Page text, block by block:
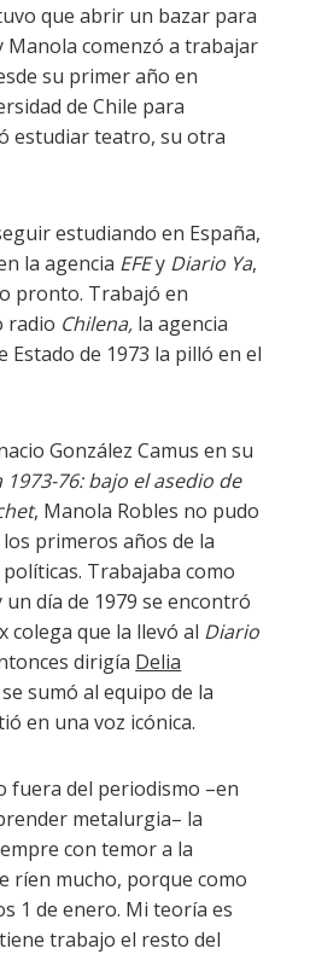
que abrir un bazar para
Manola comenzó a trabajar
su primer año en
de Chile para
estudiar teatro, su otra
estudiando en España,
la agencia EFEy Diario Ya,
pronto. Trabajó en
radio Chilena, la agencia
Estado de 1973 la pilló en el
González Camus en su
1973-76: bajo el asedio de
, Manola Robles no pudo
primeros años de la
Trabajaba como
día de 1979 se encontró
colega que la llevó al Diario
dirigía Delia
sumó al equipo de la
en una voz icónica.
fuera del periodismo –en
metalurgia– la
con temor a la
ríen mucho, porque como
1 de enero. Mi teoría es
trabajo el resto del